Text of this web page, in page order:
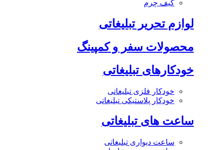
کیف چرم
لوازم تحریر تبلیغاتی
محصولات سفر و کمپینگ
خودکارهای تبلیغاتی
خودکار فلزی تبلیغاتی
خودکار پلاستیکی تبلیغاتی
ساعت های تبلیغاتی
ساعت دیواری تبلیغاتی